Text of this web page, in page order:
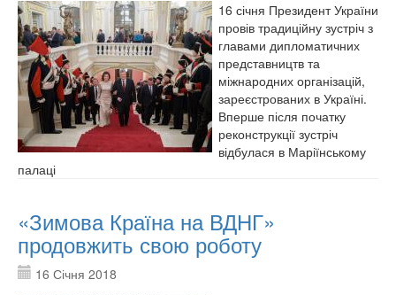
16 січня Президент України
провів традиційну зустріч з
главами дипломатичних
представництв та
міжнародних організацій,
зареєстрованих в Україні.
Вперше після початку
реконструкції зустріч
відбулася в Маріїнському
палаці
«Зимова Країна на ВДНГ»
продовжить свою роботу
16 Січня 2018